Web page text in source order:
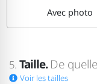
Avec photo
5. Taille. De
Voir les tailles